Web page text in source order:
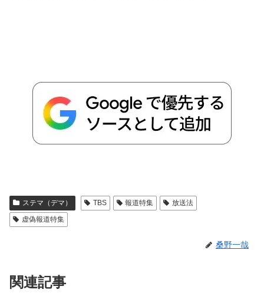
ステマ（デマ） TBS 報道特集
放送法
虚偽報道特集
桑野一哉
関連記事